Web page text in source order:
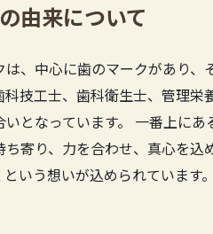
由来について
は、中心に歯のマークがあり
科技工士、歯科衛生士、管理
いとなっています。 一番上に
ち寄り、力を合わせ、真心を
いう想いが込められています。